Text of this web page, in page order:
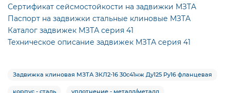
Сертификат сейсмостойкости на задвижки МЗТА
Паспорт на задвижки стальные клиновые МЗТА
Каталог задвижек МЗТА серия 41
Техническое описание задвижек МЗТА серия 41
Задвижка клиновая МЗТА ЗКЛ2-16 30с41нж Ду125 Ру16 фланцевая
корпус - сталь уплотнение - металл/металл